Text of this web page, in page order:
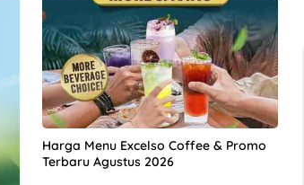
Harga Menu Excelso Coffee & Promo
Terbaru Agustus 2026